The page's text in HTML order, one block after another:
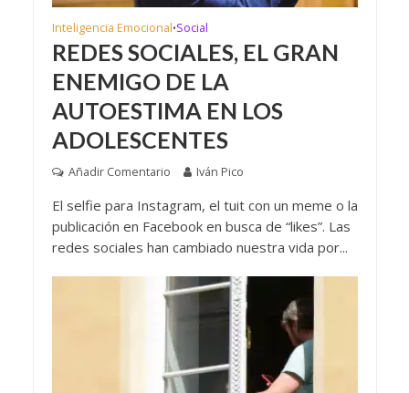
Inteligencia Emocional•Social
REDES SOCIALES, EL GRAN
ENEMIGO DE LA
AUTOESTIMA EN LOS
ADOLESCENTES
Añadir Comentario Iván Pico
El selfie para Instagram, el tuit con un meme o la
publicación en Facebook en busca de “likes”. Las
redes sociales han cambiado nuestra vida por...